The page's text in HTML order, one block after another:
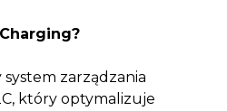
zarządzania
który optymalizuje